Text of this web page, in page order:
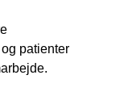
patienter